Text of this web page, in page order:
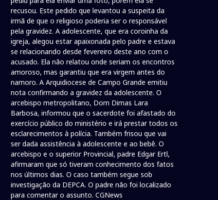
recusou. Este pedido que levantou a suspeita da
irmã de que o religioso poderia ser o responsável
pela gravidez. A adolescente, que era coroinha da
igreja, alegou estar apaixonada pelo padre e estava
se relacionando desde fevereiro deste ano com o
acusado. Ela não relatou onde seriam os encontros
amoroso, mas garantiu que era virgem antes do
namoro. A Arquidiocese de Campo Grande emitiu
nota confirmando a gravidez da adolescente. O
arcebispo metropolitano, Dom Dimas Lara
Barbosa, informou que o sacerdote foi afastado do
exercício público do ministério e irá prestar todos os
esclarecimentos à polícia. Também frisou que vai
ser dada assistência à adolescente e ao bebê. O
arcebispo e o superior Provincial, padre Edgar Ertl,
afirmaram que só tiveram conhecimento dos fatos
nos últimos dias. O caso também segue sob
investigação da DEPCA. O padre não foi localizado
para comentar o assunto. CGNews